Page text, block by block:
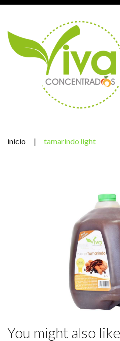
Skip
content
inicio | tamarindo light
You might also like